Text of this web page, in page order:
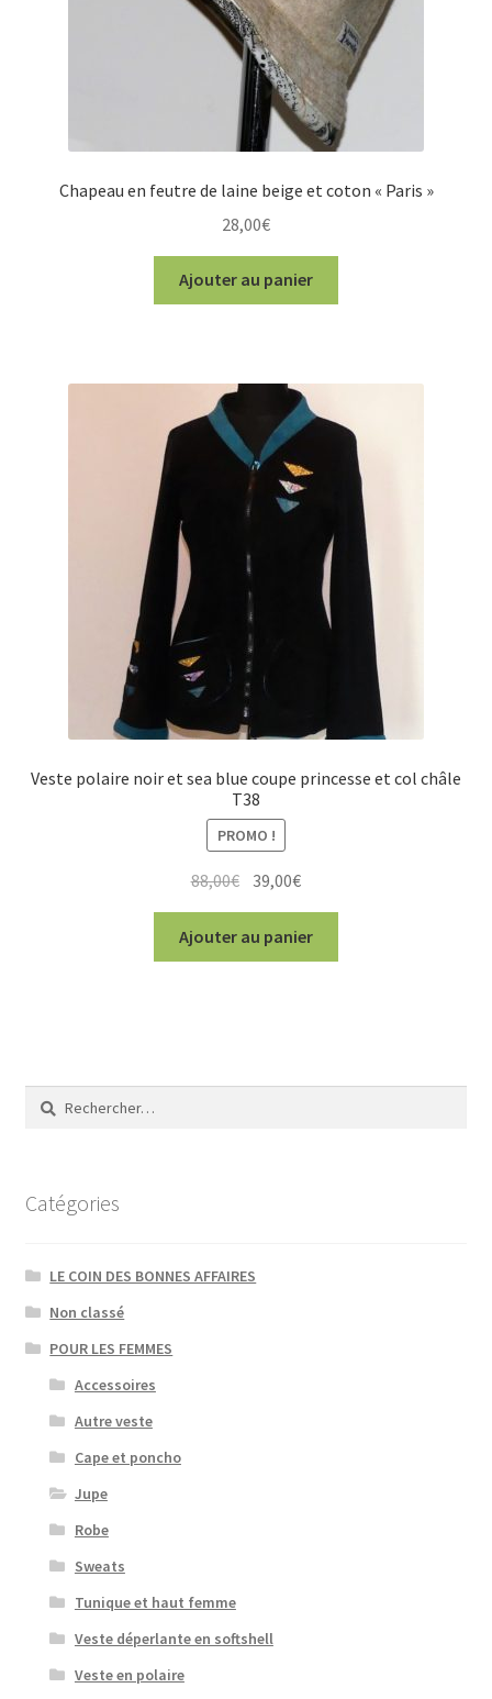
Chapeau en feutre de laine beige et coton « Paris »
28,00€
Ajouter au panier
Veste polaire noir et sea blue coupe princesse et col châle
T38
PROMO !
88,00€ Le
initial
était :
39,00€Le
actuel
est :
Ajouter au panier
Rechercher :
Catégories
LE COIN DES BONNES AFFAIRES
Non classé
POUR LES FEMMES
Accessoires
Autre veste
Cape et poncho
Jupe
Robe
Sweats
Tunique et haut femme
Veste déperlante en softshell
Veste en polaire